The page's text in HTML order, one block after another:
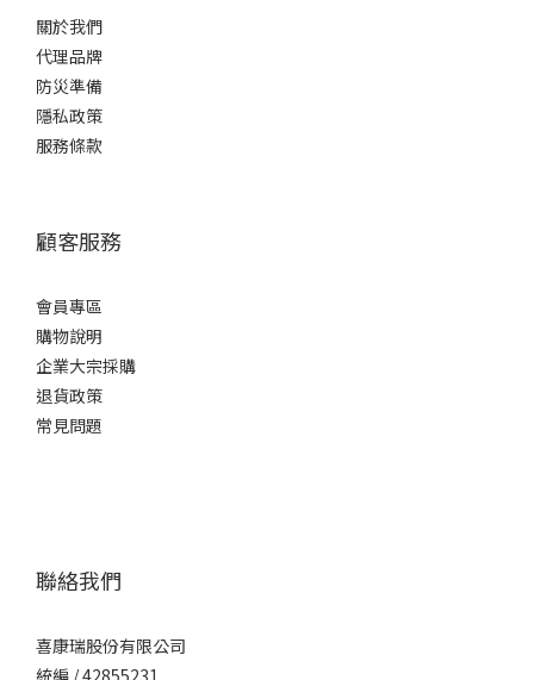
關於我們
代理品牌
防災準備
隱私政策
服務條款
顧客服務
會員專區
購物說明
企業大宗採購
退貨政策
常見問題
聯絡我們
喜康瑞股份有限公司
統編 / 42855231